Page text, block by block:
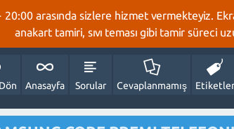
arasında sizlere hizmet vermekteyiz.
anakart tamiri, sıvı teması gibi tamir süreci
Anasayfa Sorular Cevaplanmamış Etiketler